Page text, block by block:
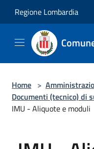
Regione Lombardia
Home >
Documenti (tecnico) di
IMU - Aliquote e moduli